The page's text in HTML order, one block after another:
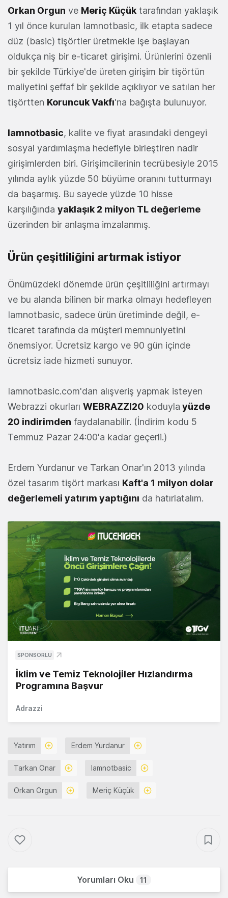
Orkan Orgun ve Meriç Küçük tarafından yaklaşık
1 yıl önce kurulan Iamnotbasic, ilk etapta sadece
düz (basic) tişörtler üretmekle işe başlayan
oldukça niş bir e-ticaret girişimi. Ürünlerini özenli
bir şekilde Türkiye'de üreten girişim bir tişörtün
maliyetini şeffaf bir şekilde açıklıyor ve satılan her
tişörtten Koruncuk Vakfı'na bağışta bulunuyor.
Iamnotbasic, kalite ve fiyat arasındaki dengeyi
sosyal yardımlaşma hedefiyle birleştiren nadir
girişimlerden biri. Girişimcilerinin tecrübesiyle 2015
yılında aylık yüzde 50 büyüme oranını tutturmayı
da başarmış. Bu sayede yüzde 10 hisse
karşılığında yaklaşık 2 milyon TL değerleme
üzerinden bir anlaşma imzalanmış.
Ürün çeşitliliğini artırmak istiyor
Önümüzdeki dönemde ürün çeşitliliğini artırmayı
ve bu alanda bilinen bir marka olmayı hedefleyen
Iamnotbasic, sadece ürün üretiminde değil, e-
ticaret tarafında da müşteri memnuniyetini
önemsiyor. Ücretsiz kargo ve 90 gün içinde
ücretsiz iade hizmeti sunuyor.
Iamnotbasic.com'dan alışveriş yapmak isteyen
Webrazzi okurları WEBRAZZI20 koduyla yüzde
20 indirimden faydalanabilir. (İndirim kodu 5
Temmuz Pazar 24:00'a kadar geçerli.)
Erdem Yurdanur ve Tarkan Onar'ın 2013 yılında
özel tasarım tişört markası Kaft'a 1 milyon dolar
değerlemeli yatırım yaptığını da hatırlatalım.
SPONSORLU
İklim ve Temiz Teknolojiler Hızlandırma
Programına Başvur
Adrazzi
Yatırım Erdem Yurdanur
Tarkan Onar Iamnotbasic
Orkan Orgun Meriç Küçük
Yorumları Oku 11